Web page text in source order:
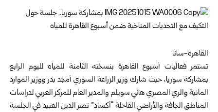
القاهرة-سانا
تستمر فعاليات أسبوع القاهرة بنسخته الثامنة للمياه لليوم الرابع
بمشاركة سوريا، حيث شاركوزير الزراعة السوري أمجد بدر ووزير الموارد
المائية والري المصري هاني سويلم والمدير العام للمركز العربي لدراسات
المناطق الجافة والأراضي القاحلة “أكساد” نصر الدين العبيد في الجلسة